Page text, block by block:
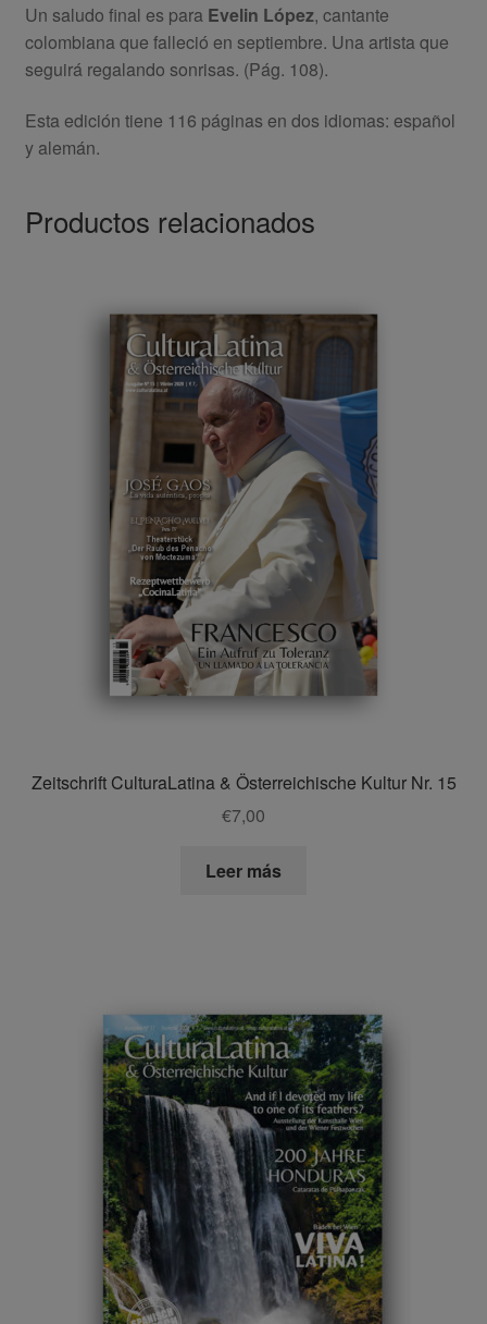
Un saludo final es para Evelin López, cantante
colombiana que falleció en septiembre. Una artista que
seguirá regalando sonrisas. (Pág. 108).
Esta edición tiene 116 páginas en dos idiomas: español
y alemán.
Productos relacionados
Zeitschrift CulturaLatina & Österreichische Kultur Nr. 15
€7,00
Leer más